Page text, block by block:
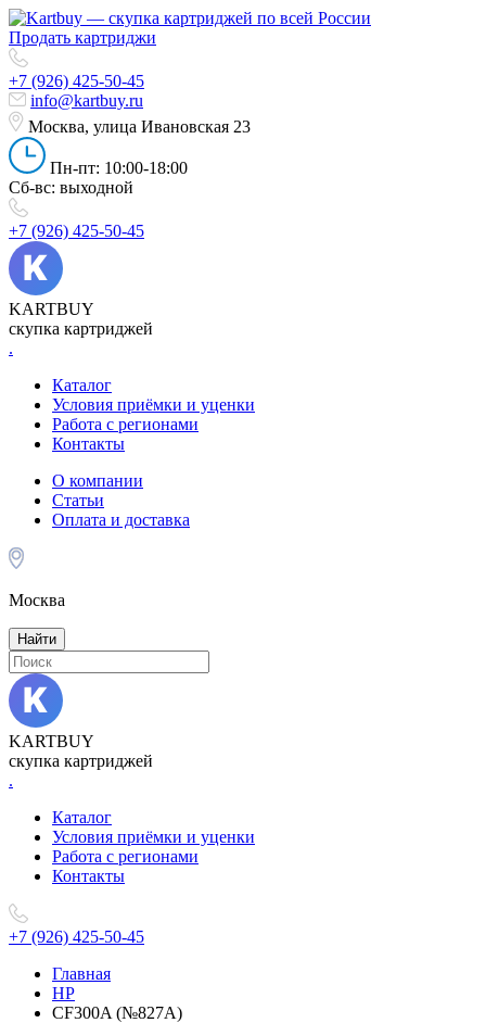
Продать картриджи
+7 (926) 425-50-45
info@kartbuy.ru
Москва, улица Ивановская 23
Пн-пт: 10:00-18:00
Сб-вс: выходной
+7 (926) 425-50-45
KARTBUY
скупка картриджей
.
Каталог
Условия приёмки и уценки
Работа с регионами
Контакты
О компании
Статьи
Оплата и доставка
Москва
Найти
KARTBUY
скупка картриджей
.
Каталог
Условия приёмки и уценки
Работа с регионами
Контакты
+7 (926) 425-50-45
Главная
HP
CF300A (№827A)